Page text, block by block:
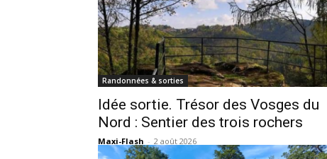
Randonnées & sorties
Idée sortie. Trésor des Vosges du
Nord : Sentier des trois rochers
Maxi-Flash - 2 août 2026